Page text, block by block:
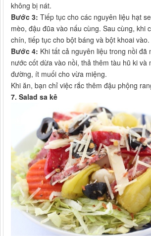
không bị nát.
Bước 3: Tiếp tục cho các nguyên liệu hạt
mèo, đậu đũa vào nấu cùng. Sau cùng, khi
chín, tiếp tục cho bột báng và bột khoai vào.
Bước 4: Khi tất cả nguyên liệu trong nồi đã
nước cốt dừa vào nồi, thả thêm tàu hũ ki và
đường, ít muối cho vừa miệng.
Khi ăn, bạn chỉ việc rắc thêm đậu phộng
7. Salad sa kê